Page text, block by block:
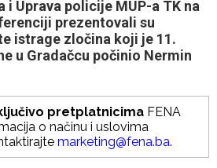
i Uprava policije MUP-a TK na
prezentovali su
istrage zločina koji je 11.
u Gradačcu počinio Nermin
pretplatnicima FENA
o načinu i uslovima
marketing@fena.ba.